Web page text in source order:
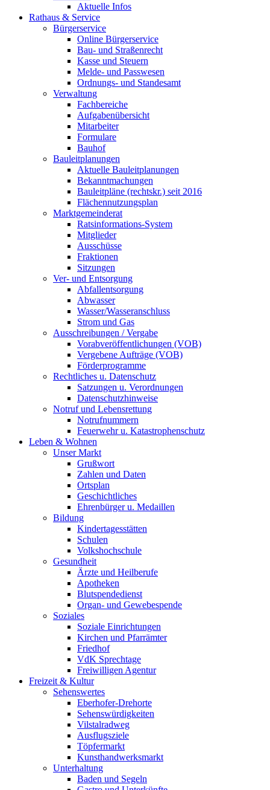
Aktuelle Infos
Rathaus & Service
Bürgerservice
Online Bürgerservice
Bau- und Straßenrecht
Kasse und Steuern
Melde- und Passwesen
Ordnungs- und Standesamt
Verwaltung
Fachbereiche
Aufgabenübersicht
Mitarbeiter
Formulare
Bauhof
Bauleitplanungen
Aktuelle Bauleitplanungen
Bekanntmachungen
Bauleitpläne (rechtskr.) seit 2016
Flächennutzungsplan
Marktgemeinderat
Ratsinformations-System
Mitglieder
Ausschüsse
Fraktionen
Sitzungen
Ver- und Entsorgung
Abfallentsorgung
Abwasser
Wasser/Wasseranschluss
Strom und Gas
Ausschreibungen / Vergabe
Vorabveröffentlichungen (VOB)
Vergebene Aufträge (VOB)
Förderprogramme
Rechtliches u. Datenschutz
Satzungen u. Verordnungen
Datenschutzhinweise
Notruf und Lebensrettung
Notrufnummern
Feuerwehr u. Katastrophenschutz
Leben & Wohnen
Unser Markt
Grußwort
Zahlen und Daten
Ortsplan
Geschichtliches
Ehrenbürger u. Medaillen
Bildung
Kindertagesstätten
Schulen
Volkshochschule
Gesundheit
Ärzte und Heilberufe
Apotheken
Blutspendedienst
Organ- und Gewebespende
Soziales
Soziale Einrichtungen
Kirchen und Pfarrämter
Friedhof
VdK Sprechtage
Freiwilligen Agentur
Freizeit & Kultur
Sehenswertes
Eberhofer-Drehorte
Sehenswürdigkeiten
Vilstalradweg
Ausflugsziele
Töpfermarkt
Kunsthandwerksmarkt
Unterhaltung
Baden und Segeln